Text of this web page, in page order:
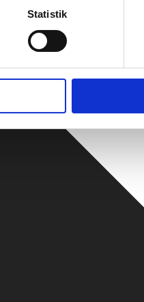
Statistik